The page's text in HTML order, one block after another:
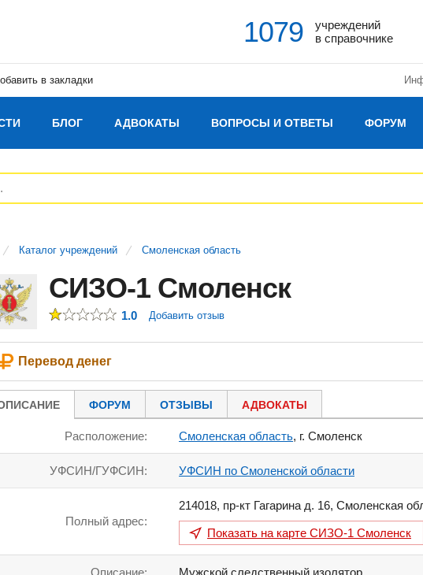
1079
учреждений
в справочнике
в закладки
БЛОГ АДВОКАТЫ ВОПРОСЫ И ОТВЕТЫ ФОРУМ
Каталог учреждений Смоленская область
СИЗО-1 Смоленск
1.0 Добавить отзыв
Перевод денег
ФОРУМ ОТЗЫВЫ АДВОКАТЫ
Расположение: Смоленская область, г. Смоленск
УФСИН/ГУФСИН: УФСИН по Смоленской области
Полный адрес:
214018, пр-кт Гагарина д. 16, Смоленская
Показать на карте СИЗО-1 Смоленск
Описание: Мужской следственный изолятор